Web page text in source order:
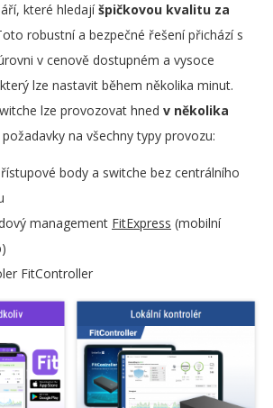
které hledajíšpičkovou kvalitu za
robustní a bezpečné řešení přichází s
v cenově dostupném a vysoce
lze nastavit během několika minut.
lze provozovat hned v několika
na všechny typy provozu:
body a switche bez centrálního
management FitExpress (mobilní
FitController